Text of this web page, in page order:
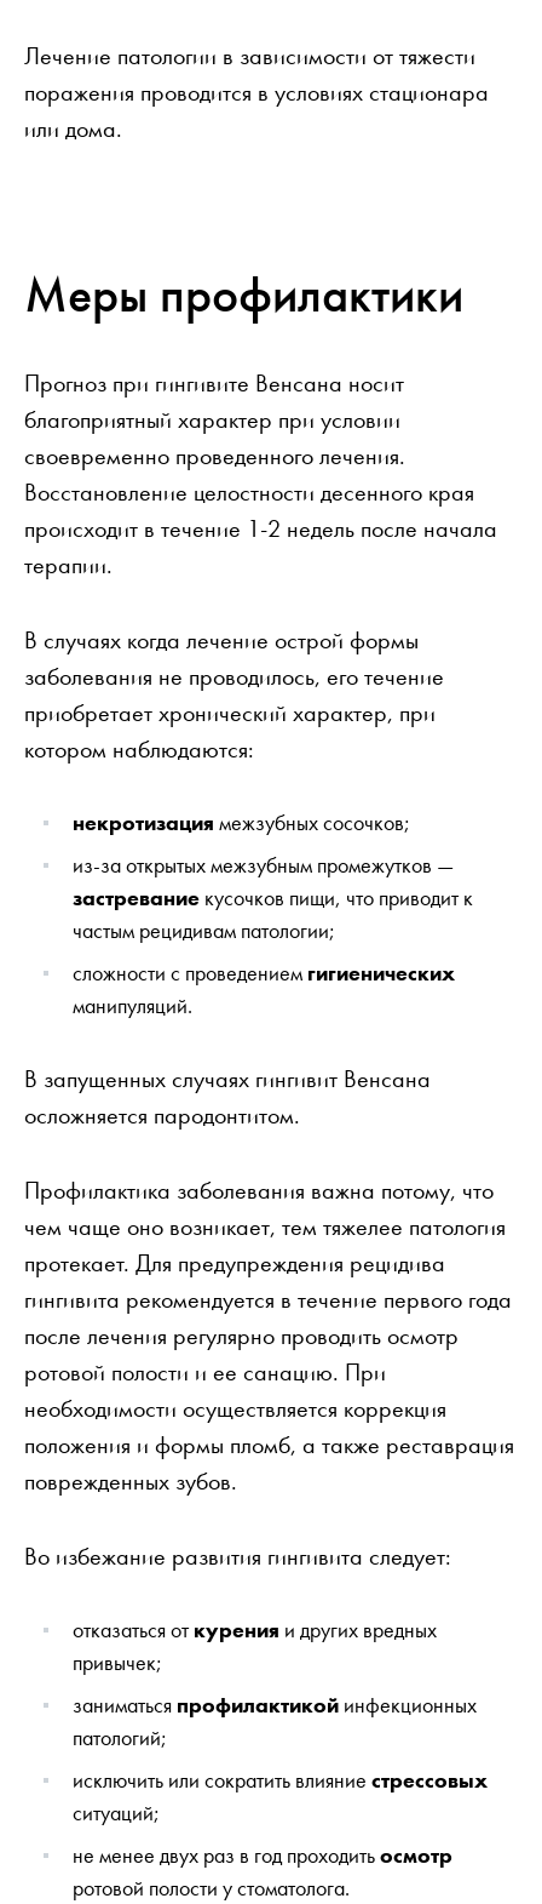
Лечение патологии в зависимости от тяжести
поражения проводится в условиях стационара
или дома.
Меры профилактики
Прогноз при гингивите Венсана носит
благоприятный характер при условии
своевременно проведенного лечения.
Восстановление целостности десенного края
происходит в течение 1-2 недель после начала
терапии.
В случаях когда лечение острой формы
заболевания не проводилось, его течение
приобретает хронический характер, при
котором наблюдаются:
некротизация межзубных сосочков;
из-за открытых межзубным промежутков —
застревание кусочков пищи, что приводит к
частым рецидивам патологии;
сложности с проведением гигиенических
манипуляций.
В запущенных случаях гингивит Венсана
осложняется пародонтитом.
Профилактика заболевания важна потому, что
чем чаще оно возникает, тем тяжелее патология
протекает. Для предупреждения рецидива
гингивита рекомендуется в течение первого года
после лечения регулярно проводить осмотр
ротовой полости и ее санацию. При
необходимости осуществляется коррекция
положения и формы пломб, а также реставрация
поврежденных зубов.
Во избежание развития гингивита следует:
отказаться откурения и других вредных
привычек;
заниматься профилактикой инфекционных
патологий;
исключить или сократить влияние стрессовых
ситуаций;
не менее двух раз в год проходитьосмотр
ротовой полости у стоматолога.